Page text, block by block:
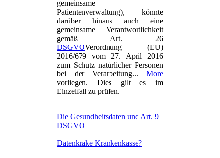
gemeinsame
Patientenverwaltung), könnte
darüber hinaus auch eine
gemeinsame Verantwortlichkeit
gemäß Art. 26
DSGVOVerordnung (EU)
2016/679 vom 27. April 2016
zum Schutz natürlicher Personen
bei der Verarbeitung... More
vorliegen. Dies gilt es im
Einzelfall zu prüfen.
Die Gesundheitsdaten und Art. 9
DSGVO
Datenkrake Krankenkasse?